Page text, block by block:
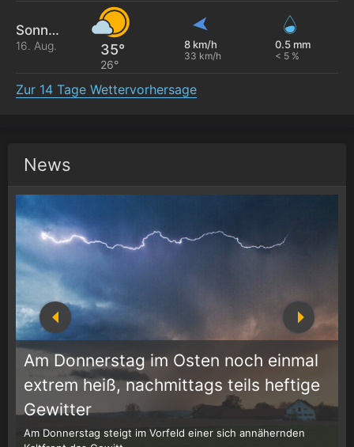
Sonntag
16. Aug. 35°
26°
8 km/h
33 km/h
0.5 mm
< 5 %
Zur 14 Tage Wettervorhersage
News
Am Donnerstag im Osten noch einmal
extrem heiß, nachmittags teils heftige
Gewitter
Am Donnerstag steigt im Vorfeld einer sich annähernden